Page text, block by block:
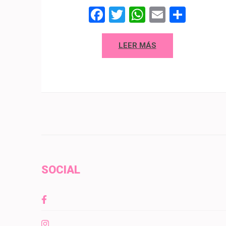
Facebook
Twitter
WhatsApp
Email
LEER MÁS
SOCIAL